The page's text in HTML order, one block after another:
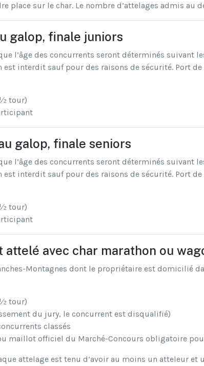
place sur le char. Le nombre d’attelages admis au
galop, finale juniors
l’âge des concurrents seront déterminés suivant
interdit sauf pour des raisons de sécurité. Port
½ tour)
galop, finale seniors
l’âge des concurrents seront déterminés suivant
interdit sauf pour des raisons de sécurité. Port
½ tour)
attelé avec char marathon ou
Montagnes dont le propriétaire est domicilié
½ tour)
du jury, le concurrent est disqualifié)
classés
maillot officiel du Marché-Concours obligatoire
attelage est tenu d’avoir au moins un atteleur